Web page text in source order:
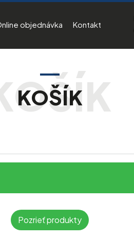
objednávka Kontakt
KOŠÍK
Pozrieť produkty